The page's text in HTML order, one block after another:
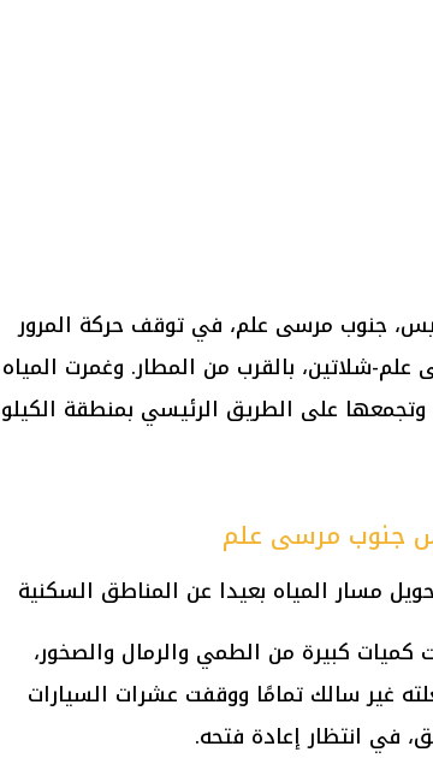
جنوب مرسى علم، في توقف حركة المرور
شلاتين، بالقرب من المطار. وغمرت المياه
على الطريق الرئيسي بمنطقة الكيلو
جنوب مرسى علم
كبيرة من الطمي والرمال والصخور،
غير سالك تمامًا ووقفت عشرات السيارات
في انتظار إعادة فتحه.